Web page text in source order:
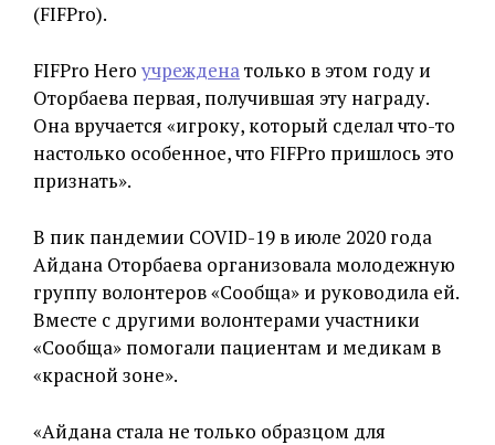
(FIFPro).
FIFPro Hero учрежденатолько в этом году и
Оторбаева первая, получившая эту награду.
Она вручается «игроку, который сделал что-то
настолько особенное, что FIFPro пришлось это
признать».
В пик пандемии COVID-19 в июле 2020 года
Айдана Оторбаева организовала молодежную
группу волонтеров «Сообща» и руководила ей.
Вместе с другими волонтерами участники
«Сообща» помогали пациентам и медикам в
«красной зоне».
«Айдана стала не только образцом для